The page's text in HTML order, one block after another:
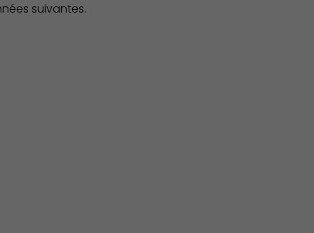
suivantes.